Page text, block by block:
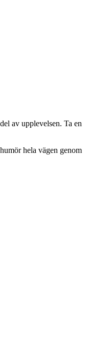
av upplevelsen. Ta en
hela vägen genom